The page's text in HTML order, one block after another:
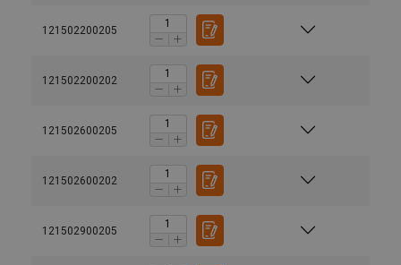
121502200205
121502200202
121502600205
121502600202
121502900205